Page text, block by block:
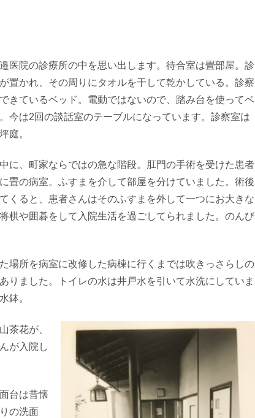
医院の診療所の中を思い出します。待合室は畳部屋。診
置かれ、その周りにタオルを干して乾かしている。診察
きているベッド。電動ではないので、踏み台を使ってベ
今は2回の談話室のテーブルになっています。診察室は
庭。
に、町家ならではの急な階段。肛門の手術を受けた患者
畳の病室。ふすまを介して部屋を分けていました。術後
くると、患者さんはそのふすまを外して一つにお大きな
棋や囲碁をして入院生活を過ごしてられました。のんび
場所を病室に改修した病棟に行くまでは吹きっさらしの
りました。トイレの水は井戸水を引いて水洗にしていま
鉢。
茶花が、
が入院し
台は昔懐
の洗面